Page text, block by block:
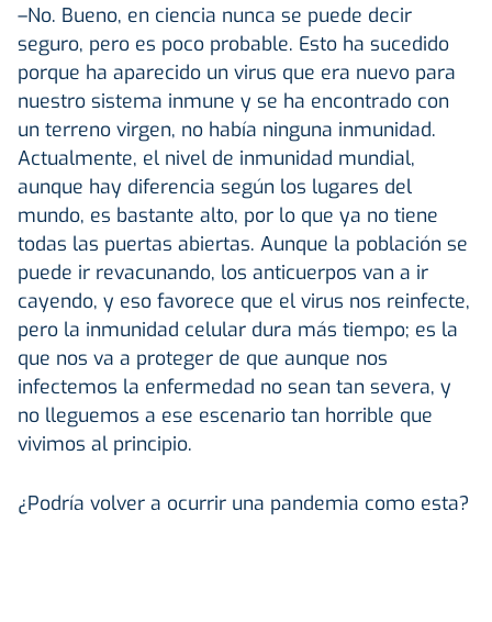
–No. Bueno, en ciencia nunca se puede decir
seguro, pero es poco probable. Esto ha sucedido
porque ha aparecido un virus que era nuevo para
nuestro sistema inmune y se ha encontrado con
un terreno virgen, no había ninguna inmunidad.
Actualmente, el nivel de inmunidad mundial,
aunque hay diferencia según los lugares del
mundo, es bastante alto, por lo que ya no tiene
todas las puertas abiertas. Aunque la población se
puede ir revacunando, los anticuerpos van a ir
cayendo, y eso favorece que el virus nos reinfecte,
pero la inmunidad celular dura más tiempo; es la
que nos va a proteger de que aunque nos
infectemos la enfermedad no sean tan severa, y
no lleguemos a ese escenario tan horrible que
vivimos al principio.
¿Podría volver a ocurrir una pandemia como esta?